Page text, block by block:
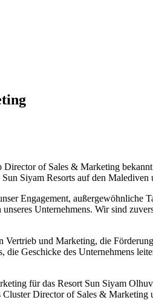
of Sales & Marketing
Siyam Resorts auf den Malediven
Engagement, außergewöhnliche
Unternehmens. Wir sind
und Marketing, die
Geschicke des Unternehmens
für das Resort Sun Siyam
Director of Sales &